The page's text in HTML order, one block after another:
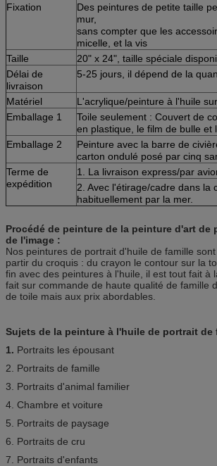
Fixation
Des peintures de petite taille
mur,
sans compter que les
micelle, et la vis
Taille
20" x 24", taille spéciale
Délai de
livraison
5-25 jours, il dépend de la
Matériel
L'acrylique/peinture à l'huile
Emballage 1
Toile seulement : Couvert de
en plastique, le film de bulle
Emballage 2
Peinture avec la barre de
carton ondulé posé par cinq
Terme de
expédition
1. La livraison express/par
2. Avec l'étirage/cadre dans la
habituellement par la mer.
Procédé de peinture de la peinture d'art de
de l'image :
Nos peintures de portrait d'huile de famille
partir du croquis : du crayon le contour sur la
fin avec des peintures à l'huile, il est tout fait à
fait sur commande de haute qualité de famille
de toile mais aux prix abordables.
Sujets de la peinture à l'huile de portrait de
1. Portraits les épousant
2. Portraits de famille
3. Portraits d'animal familier
4. Chambre et voiture
5. Portraits de paysage
6. Portraits de cru
7. Portraits d'enfants